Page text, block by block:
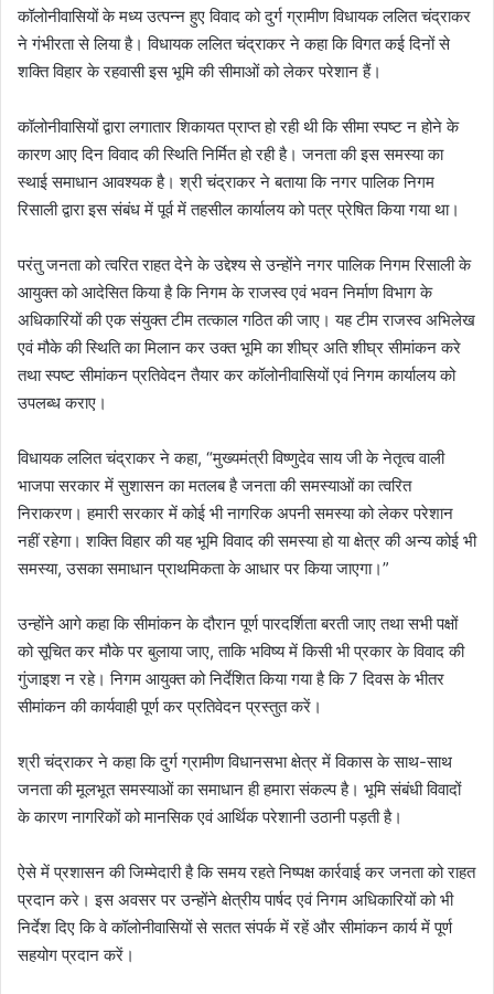
कॉलोनीवासियों के मध्य उत्पन्न हुए विवाद को दुर्ग ग्रामीण विधायक ललित चंद्राकर
ने गंभीरता से लिया है। विधायक ललित चंद्राकर ने कहा कि विगत कई दिनों से
शक्ति विहार के रहवासी इस भूमि की सीमाओं को लेकर परेशान हैं।
कॉलोनीवासियों द्वारा लगातार शिकायत प्राप्त हो रही थी कि सीमा स्पष्ट न होने के
कारण आए दिन विवाद की स्थिति निर्मित हो रही है। जनता की इस समस्या का
स्थाई समाधान आवश्यक है। श्री चंद्राकर ने बताया कि नगर पालिक निगम
रिसाली द्वारा इस संबंध में पूर्व में तहसील कार्यालय को पत्र प्रेषित किया गया था।
परंतु जनता को त्वरित राहत देने के उद्देश्य से उन्होंने नगर पालिक निगम रिसाली के
आयुक्त को आदेसित किया है कि निगम के राजस्व एवं भवन निर्माण विभाग के
अधिकारियों की एक संयुक्त टीम तत्काल गठित की जाए। यह टीम राजस्व अभिलेख
एवं मौके की स्थिति का मिलान कर उक्त भूमि का शीघ्र अति शीघ्र सीमांकन करे
तथा स्पष्ट सीमांकन प्रतिवेदन तैयार कर कॉलोनीवासियों एवं निगम कार्यालय को
उपलब्ध कराए।
विधायक ललित चंद्राकर ने कहा, “मुख्यमंत्री विष्णुदेव साय जी के नेतृत्व वाली
भाजपा सरकार में सुशासन का मतलब है जनता की समस्याओं का त्वरित
निराकरण। हमारी सरकार में कोई भी नागरिक अपनी समस्या को लेकर परेशान
नहीं रहेगा। शक्ति विहार की यह भूमि विवाद की समस्या हो या क्षेत्र की अन्य कोई भी
समस्या, उसका समाधान प्राथमिकता के आधार पर किया जाएगा।”
उन्होंने आगे कहा कि सीमांकन के दौरान पूर्ण पारदर्शिता बरती जाए तथा सभी पक्षों
को सूचित कर मौके पर बुलाया जाए, ताकि भविष्य में किसी भी प्रकार के विवाद की
गुंजाइश न रहे। निगम आयुक्त को निर्देशित किया गया है कि 7 दिवस के भीतर
सीमांकन की कार्यवाही पूर्ण कर प्रतिवेदन प्रस्तुत करें।
श्री चंद्राकर ने कहा कि दुर्ग ग्रामीण विधानसभा क्षेत्र में विकास के साथ-साथ
जनता की मूलभूत समस्याओं का समाधान ही हमारा संकल्प है। भूमि संबंधी विवादों
के कारण नागरिकों को मानसिक एवं आर्थिक परेशानी उठानी पड़ती है।
ऐसे में प्रशासन की जिम्मेदारी है कि समय रहते निष्पक्ष कार्रवाई कर जनता को राहत
प्रदान करे। इस अवसर पर उन्होंने क्षेत्रीय पार्षद एवं निगम अधिकारियों को भी
निर्देश दिए कि वे कॉलोनीवासियों से सतत संपर्क में रहें और सीमांकन कार्य में पूर्ण
सहयोग प्रदान करें।